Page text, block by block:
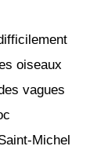
oiseaux
vagues
Michel